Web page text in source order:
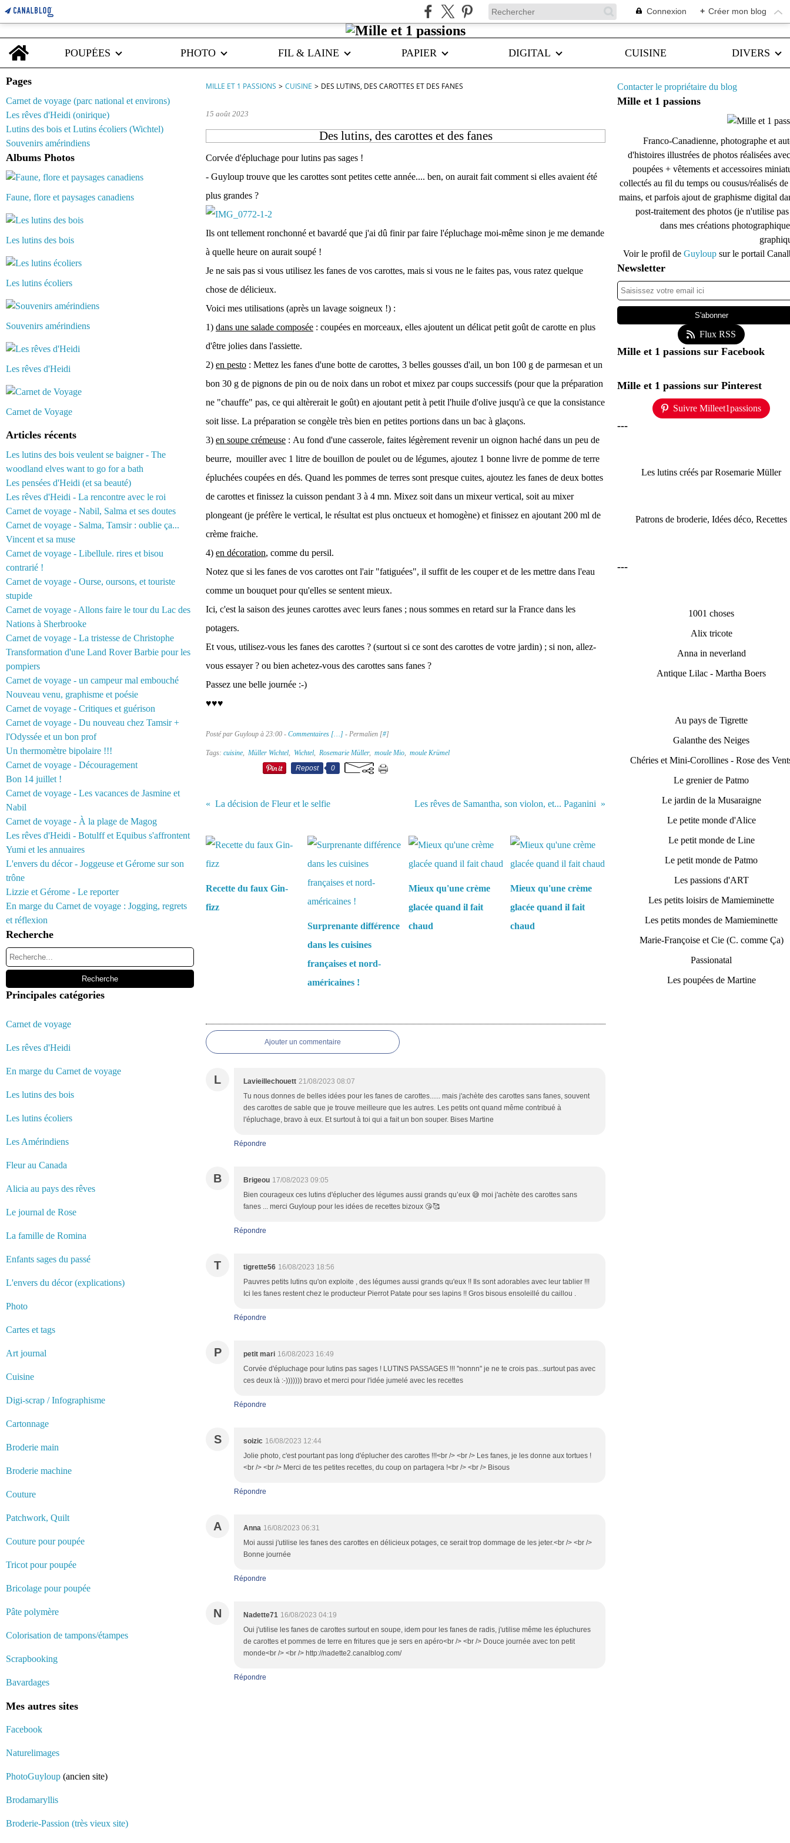
Connexion + Créer mon blog
Home
POUPÉES
PHOTO FIL & LAINE PAPIER DIGITAL CUISINE DIVERS
Pages
Carnet de voyage (parc national et environs)
Les rêves d'Heidi (onirique)
Lutins des bois et Lutins écoliers (Wichtel)
Souvenirs amérindiens
Albums Photos
Faune, flore et paysages canadiens
Les lutins des bois
Les lutins écoliers
Souvenirs amérindiens
Les rêves d'Heidi
Carnet de Voyage
Articles récents
Les lutins des bois veulent se baigner - The
woodland elves want to go for a bath
Les pensées d'Heidi (et sa beauté)
Les rêves d'Heidi - La rencontre avec le roi
Carnet de voyage - Nabil, Salma et ses doutes
Carnet de voyage - Salma, Tamsir : oublie ça...
Vincent et sa muse
Carnet de voyage - Libellule. rires et bisou
contrarié !
Carnet de voyage - Ourse, oursons, et touriste
stupide
Carnet de voyage - Allons faire le tour du Lac des
Nations à Sherbrooke
Carnet de voyage - La tristesse de Christophe
Transformation d'une Land Rover Barbie pour les
pompiers
Carnet de voyage - un campeur mal embouché
Nouveau venu, graphisme et poésie
Carnet de voyage - Critiques et guérison
Carnet de voyage - Du nouveau chez Tamsir +
l'Odyssée et un bon prof
Un thermomètre bipolaire !!!
Carnet de voyage - Découragement
Bon 14 juillet !
Carnet de voyage - Les vacances de Jasmine et
Nabil
Carnet de voyage - À la plage de Magog
Les rêves d'Heidi - Botulff et Equibus s'affrontent
Yumi et les annuaires
L'envers du décor - Joggeuse et Gérome sur son
trône
Lizzie et Gérome - Le reporter
En marge du Carnet de voyage : Jogging, regrets
et réflexion
Recherche
Principales catégories
Carnet de voyage
Les rêves d'Heidi
En marge du Carnet de voyage
Les lutins des bois
Les lutins écoliers
Les Amérindiens
Fleur au Canada
Alicia au pays des rêves
Le journal de Rose
La famille de Romina
Enfants sages du passé
L'envers du décor (explications)
Photo
Cartes et tags
Art journal
Cuisine
Digi-scrap / Infographisme
Cartonnage
Broderie main
Broderie machine
Couture
Patchwork, Quilt
Couture pour poupée
Tricot pour poupée
Bricolage pour poupée
Pâte polymère
Colorisation de tampons/étampes
Scrapbooking
Bavardages
Mes autres sites
Facebook
Naturelimages
PhotoGuyloup (ancien site)
Brodamaryllis
Broderie-Passion (très vieux site)
MILLE ET 1 PASSIONS > CUISINE > DES LUTINS, DES CAROTTES ET DES FANES
15 août 2023
Des lutins, des carottes et des fanes
Corvée d'épluchage pour lutins pas sages !
- Guyloup trouve que les carottes sont petites cette année.... ben, on aurait fait comment si elles avaient été
plus grandes ?
Ils ont tellement ronchonné et bavardé que j'ai dû finir par faire l'épluchage moi-même sinon je me demande
à quelle heure on aurait soupé !
Je ne sais pas si vous utilisez les fanes de vos carottes, mais si vous ne le faites pas, vous ratez quelque
chose de délicieux.
Voici mes utilisations (après un lavage soigneux !) :
1) dans une salade composée : coupées en morceaux, elles ajoutent un délicat petit goût de carotte en plus
d'être jolies dans l'assiette.
2) en pesto : Mettez les fanes d'une botte de carottes, 3 belles gousses d'ail, un bon 100 g de parmesan et un
bon 30 g de pignons de pin ou de noix dans un robot et mixez par coups successifs (pour que la préparation
ne "chauffe" pas, ce qui altèrerait le goût) en ajoutant petit à petit l'huile d'olive jusqu'à ce que la consistance
soit lisse. La préparation se congèle très bien en petites portions dans un bac à glaçons.
3) en soupe crémeuse : Au fond d'une casserole, faites légèrement revenir un oignon haché dans un peu de
beurre, mouiller avec 1 litre de bouillon de poulet ou de légumes, ajoutez 1 bonne livre de pomme de terre
épluchées coupées en dés. Quand les pommes de terres sont presque cuites, ajoutez les fanes de deux bottes
de carottes et finissez la cuisson pendant 3 à 4 mn. Mixez soit dans un mixeur vertical, soit au mixer
plongeant (je préfère le vertical, le résultat est plus onctueux et homogène) et finissez en ajoutant 200 ml de
crème fraiche.
4) en décoration, comme du persil.
Notez que si les fanes de vos carottes ont l'air "fatiguées", il suffit de les couper et de les mettre dans l'eau
comme un bouquet pour qu'elles se sentent mieux.
Ici, c'est la saison des jeunes carottes avec leurs fanes ; nous sommes en retard sur la France dans les
potagers.
Et vous, utilisez-vous les fanes des carottes ? (surtout si ce sont des carottes de votre jardin) ; si non, allez-
vous essayer ? ou bien achetez-vous des carottes sans fanes ?
Passez une belle journée :-)
♥♥♥
Posté par Guyloup à 23:00 - Commentaires […] - Permalien [#]
Tags: cuisine, Müller Wichtel, Wichtel, Rosemarie Müller, moule Mio, moule Krümel
Repost
0
La décision de Fleur et le selfie Les rêves de Samantha, son violon, et... Paganini
Recette du faux Gin-
fizz
Surprenante différence
dans les cuisines
françaises et nord-
américaines !
Mieux qu'une crème
glacée quand il fait
chaud
Mieux qu'une crème
glacée quand il fait
chaud
Ajouter un commentaire
L Lavieillechouett 21/08/2023 08:07
Tu nous donnes de belles idées pour les fanes de carottes...... mais j'achète des carottes sans fanes, souvent
des carottes de sable que je trouve meilleure que les autres. Les petits ont quand même contribué à
l'épluchage, bravo à eux. Et surtout à toi qui a fait un bon souper. Bises Martine
Répondre
B Brigeou 17/08/2023 09:05
Bien courageux ces lutins d'éplucher des légumes aussi grands qu’eux 😅 moi j'achète des carottes sans
fanes ... merci Guyloup pour les idées de recettes bizoux 😘🥰
Répondre
T tigrette56 16/08/2023 18:56
Pauvres petits lutins qu'on exploite , des légumes aussi grands qu'eux !! Ils sont adorables avec leur tablier !!!
Ici les fanes restent chez le producteur Pierrot Patate pour ses lapins !! Gros bisous ensoleillé du caillou .
Répondre
P petit mari 16/08/2023 16:49
Corvée d'épluchage pour lutins pas sages ! LUTINS PASSAGES !!! ''nonnn'' je ne te crois pas...surtout pas avec
ces deux là :-))))))) bravo et merci pour l'idée jumelé avec les recettes
Répondre
S soizic 16/08/2023 12:44
Jolie photo, c'est pourtant pas long d'éplucher des carottes !!!<br /> <br /> Les fanes, je les donne aux tortues !
<br /> <br /> Merci de tes petites recettes, du coup on partagera !<br /> <br /> Bisous
Répondre
A Anna 16/08/2023 06:31
Moi aussi j'utilise les fanes des carottes en délicieux potages, ce serait trop dommage de les jeter.<br /> <br />
Bonne journée
Répondre
N Nadette71 16/08/2023 04:19
Oui j'utilise les fanes de carottes surtout en soupe, idem pour les fanes de radis, j'utilise même les épluchures
de carottes et pommes de terre en fritures que je sers en apéro<br /> <br /> Douce journée avec ton petit
monde<br /> <br /> http://nadette2.canalblog.com/
Répondre
Contacter le propriétaire du blog
Mille et 1 passions
Franco-Canadienne, photographe et
d'histoires illustrées de photos réalisées
poupées + vêtements et accessoires
collectés au fil du temps ou cousus/réalisés de
mains, et parfois ajout de graphisme digital
post-traitement des photos (je n'utilise
dans mes créations
Voir le profil de Guyloup sur le portail
Newsletter
Flux RSS
Mille et 1 passions sur Facebook
Mille et 1 passions sur Pinterest
Suivre Milleet1passions
---
Les lutins créés par Rosemarie Müller
Patrons de broderie, Idées déco, Recettes
---
1001 choses
Alix tricote
Anna in neverland
Antique Lilac - Martha Boers
Au pays de Tigrette
Galanthe des Neiges
Chéries et Mini-Corollines - Rose des
Le grenier de Patmo
Le jardin de la Musaraigne
Le petite monde d'Alice
Le petit monde de Line
Le petit monde de Patmo
Les passions d'ART
Les petits loisirs de Mamieminette
Les petits mondes de Mamieminette
Marie-Françoise et Cie (C. comme Ça)
Passionatal
Les poupées de Martine